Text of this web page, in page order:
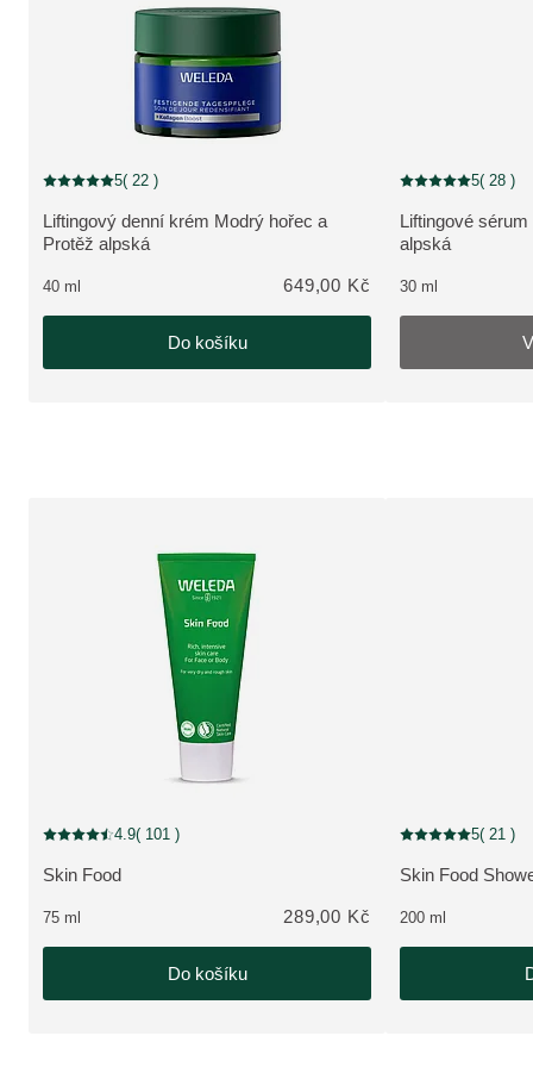
ZOBRAZIT PRODUKT:
Liftingový denní krém Modrý hořec a
Protěž alpská
Aktuální hodnocení: 5 z 5 hvězdiček hodnoceno 22 zákazníky
5( 22 )
40 ml 649,00 Kč
Do košíku
Vyprodáno
ZOBRAZIT
Liftingové
alpská
Aktuální 5( 28 )
30 ml
ZOBRAZIT PRODUKT:
Skin Food
Aktuální hodnocení: 4.9 z 5 hvězdiček hodnoceno 101 zákazníky
4.9( 101 )
75 ml 289,00 Kč
Do košíku
ZOBRAZIT
Skin Food
Aktuální 5( 21 )
200 ml